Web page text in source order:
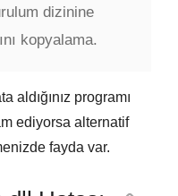
dizinine
kopyalama.
aldığınız programı
ediyorsa alternatif
fayda var.